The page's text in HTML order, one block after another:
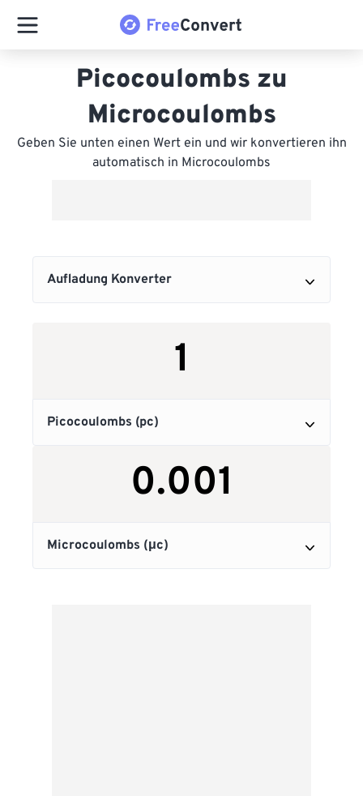
Picocoulombs zu
Microcoulombs
Geben Sie unten einen Wert ein und wir konvertieren ihn
automatisch in Microcoulombs